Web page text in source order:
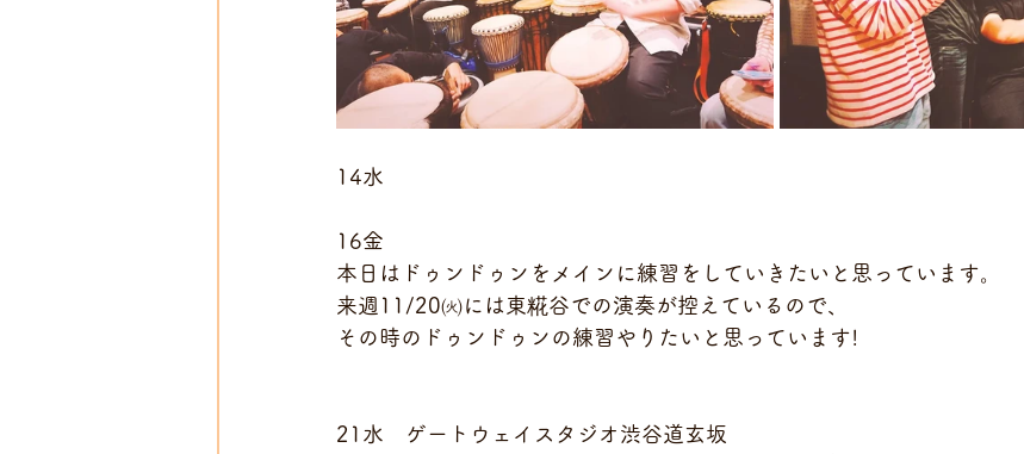
14水
16金
本日はドゥンドゥンをメインに練習をしていきたいと思っています。
来週11/20㈫には東糀谷での演奏が控えているので、
その時のドゥンドゥンの練習やりたいと思っています!
21水　ゲートウェイスタジオ渋谷道玄坂